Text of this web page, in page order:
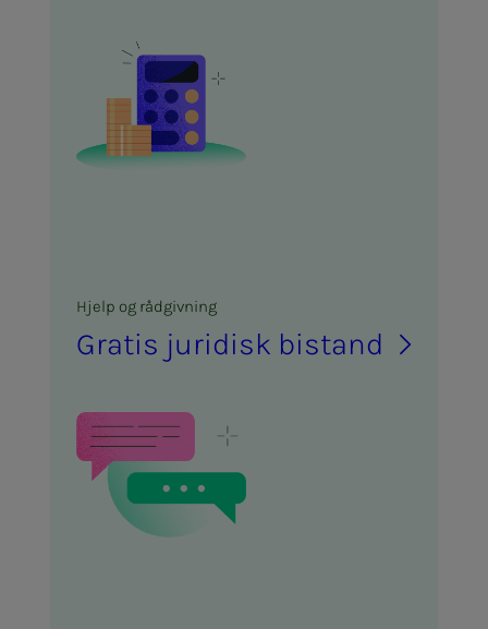
Hjelp og rå­d­­­giv­­­ning
Gra­­­tis ju­ri­­­disk bi­­­stand